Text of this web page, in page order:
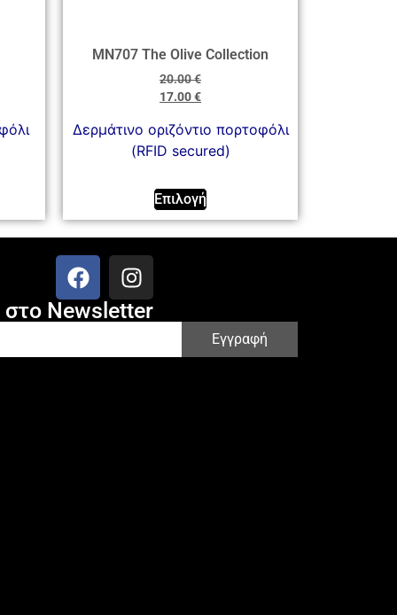
MN707 The Olive Collection
20.00€
17.00€
Δερμάτινο οριζόντιο πορτοφόλι
(RFID secured)
Επιλογή
Newsletter
Εγγραφή